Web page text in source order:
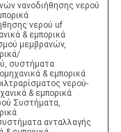
νανοδιήθησης νερού
νερού uf
& εμπορικά
μεμβρανών,
συστήματα
& εμπορικά
νερού-
& εμπορικά
Συστήματα,
ανταλλαγής